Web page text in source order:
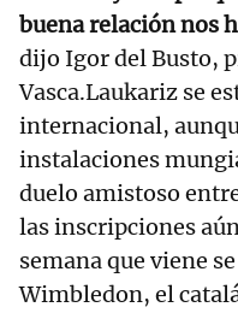
buena relación nos
dijo Igor del Busto,
Vasca.Laukariz se
internacional,
instalaciones
duelo amistoso
las inscripciones
semana que viene
Wimbledon, el